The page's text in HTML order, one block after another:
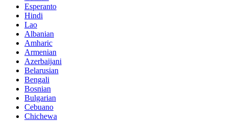
Esperanto
Hindi
Lao
Albanian
Amharic
Armenian
Azerbaijani
Belarusian
Bengali
Bosnian
Bulgarian
Cebuano
Chichewa